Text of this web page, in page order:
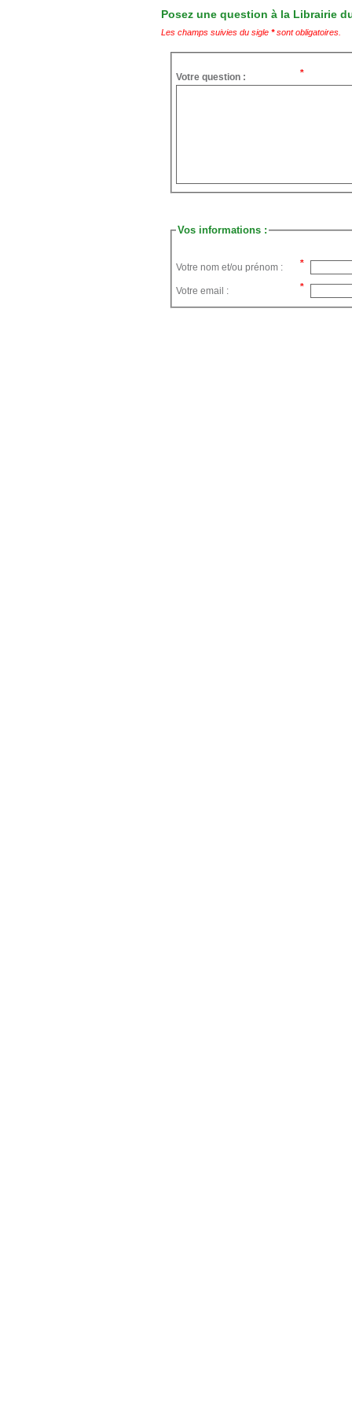
Posez une question à la Librairie
Les champs suivies du sigle *sont obligatoires.
Votre question :
Vos informations :
Votre nom et/ou prénom :
Votre email :